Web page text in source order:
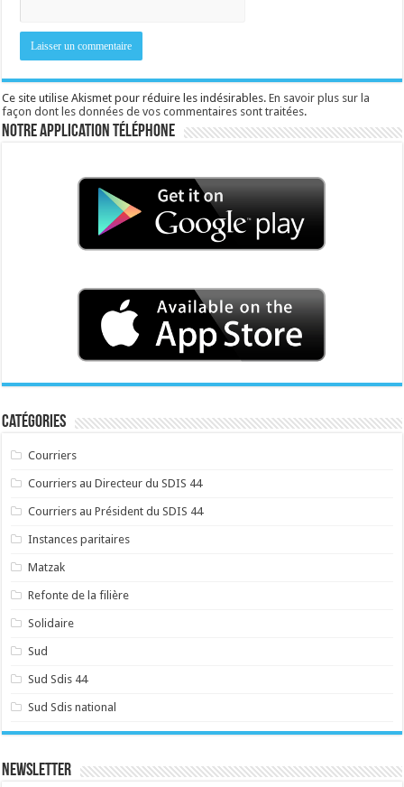
Ce site utilise Akismet pour réduire les indésirables.En savoir plus sur la
façon dont les données de vos commentaires sont traitées.
Notre application téléphone
Catégories
Courriers
Courriers au Directeur du SDIS 44
Courriers au Président du SDIS 44
Instances paritaires
Matzak
Refonte de la filière
Solidaire
Sud
Sud Sdis 44
Sud Sdis national
Newsletter